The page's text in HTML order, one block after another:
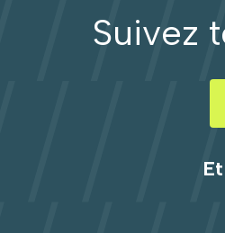
Suivez